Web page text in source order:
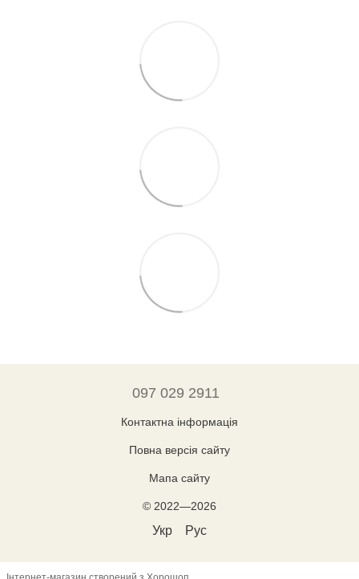
097 029 2911
Контактна інформація
Повна версія сайту
Мапа сайту
© 2022—2026
Укр Рус